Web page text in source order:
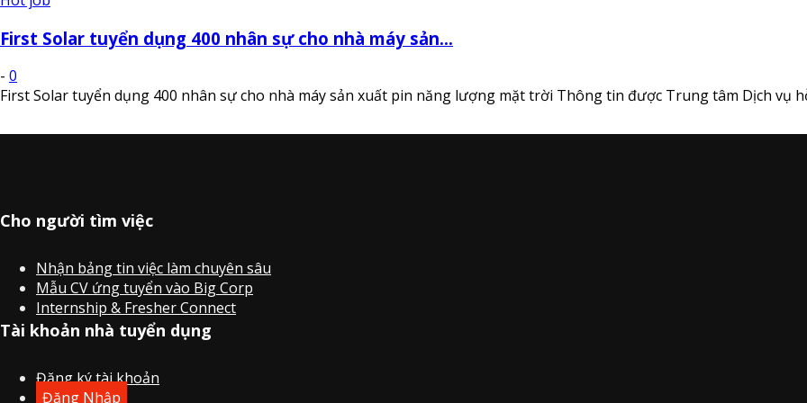
First Solar tuyển dụng 400 nhân sự cho nhà máy sản...
- 0
First Solar tuyển dụng 400 nhân sự cho nhà máy sản xuất pin năng lượng mặt trời Thông tin được Trung tâm Dịch vụ
Cho người tìm việc
Nhận bảng tin việc làm chuyên sâu
Mẫu CV ứng tuyển vào Big Corp
Internship & Fresher Connect
Tài khoản nhà tuyển dụng
Đăng ký tài khoản
Đăng Nhập